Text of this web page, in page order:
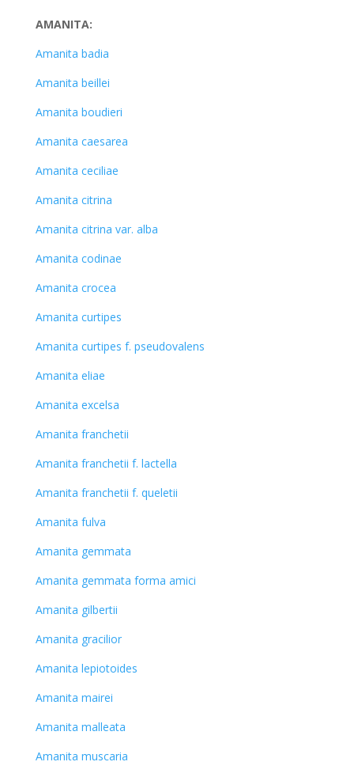
AMANITA:
Amanita badia
Amanita beillei
Amanita boudieri
Amanita caesarea
Amanita ceciliae
Amanita citrina
Amanita citrina var. alba
Amanita codinae
Amanita crocea
Amanita curtipes
Amanita curtipes f. pseudovalens
Amanita eliae
Amanita excelsa
Amanita franchetii
Amanita franchetii f. lactella
Amanita franchetii f. queletii
Amanita fulva
Amanita gemmata
Amanita gemmata forma amici
Amanita gilbertii
Amanita gracilior
Amanita lepiotoides
Amanita mairei
Amanita malleata
Amanita muscaria